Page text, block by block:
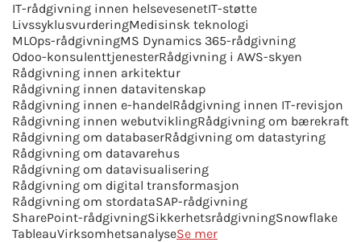
IT-rådgivning innen helsevesenetIT-støtte
LivssyklusvurderingMedisinsk teknologi
MLOps-rådgivningMS Dynamics 365-rådgivning
Odoo-konsulenttjenesterRådgivning i AWS-skyen
Rådgivning innen arkitektur
Rådgivning innen datavitenskap
Rådgivning innen e-handelRådgivning innen IT-revisjon
Rådgivning innen webutviklingRådgivning om bærekraft
Rådgivning om databaserRådgivning om datastyring
Rådgivning om datavarehus
Rådgivning om datavisualisering
Rådgivning om digital transformasjon
Rådgivning om stordataSAP-rådgivning
SharePoint-rådgivningSikkerhetsrådgivningSnowflake
TableauVirksomhetsanalyseSe mer